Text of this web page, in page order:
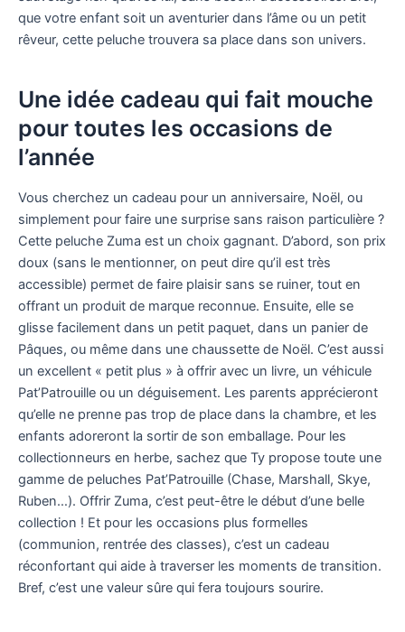
que votre enfant soit un aventurier dans l’âme ou un petit
rêveur, cette peluche trouvera sa place dans son univers.
Une idée cadeau qui fait mouche
pour toutes les occasions de
l’année
Vous cherchez un cadeau pour un anniversaire, Noël, ou
simplement pour faire une surprise sans raison particulière ?
Cette peluche Zuma est un choix gagnant. D’abord, son prix
doux (sans le mentionner, on peut dire qu’il est très
accessible) permet de faire plaisir sans se ruiner, tout en
offrant un produit de marque reconnue. Ensuite, elle se
glisse facilement dans un petit paquet, dans un panier de
Pâques, ou même dans une chaussette de Noël. C’est aussi
un excellent « petit plus » à offrir avec un livre, un véhicule
Pat’Patrouille ou un déguisement. Les parents apprécieront
qu’elle ne prenne pas trop de place dans la chambre, et les
enfants adoreront la sortir de son emballage. Pour les
collectionneurs en herbe, sachez que Ty propose toute une
gamme de peluches Pat’Patrouille (Chase, Marshall, Skye,
Ruben…). Offrir Zuma, c’est peut-être le début d’une belle
collection ! Et pour les occasions plus formelles
(communion, rentrée des classes), c’est un cadeau
réconfortant qui aide à traverser les moments de transition.
Bref, c’est une valeur sûre qui fera toujours sourire.